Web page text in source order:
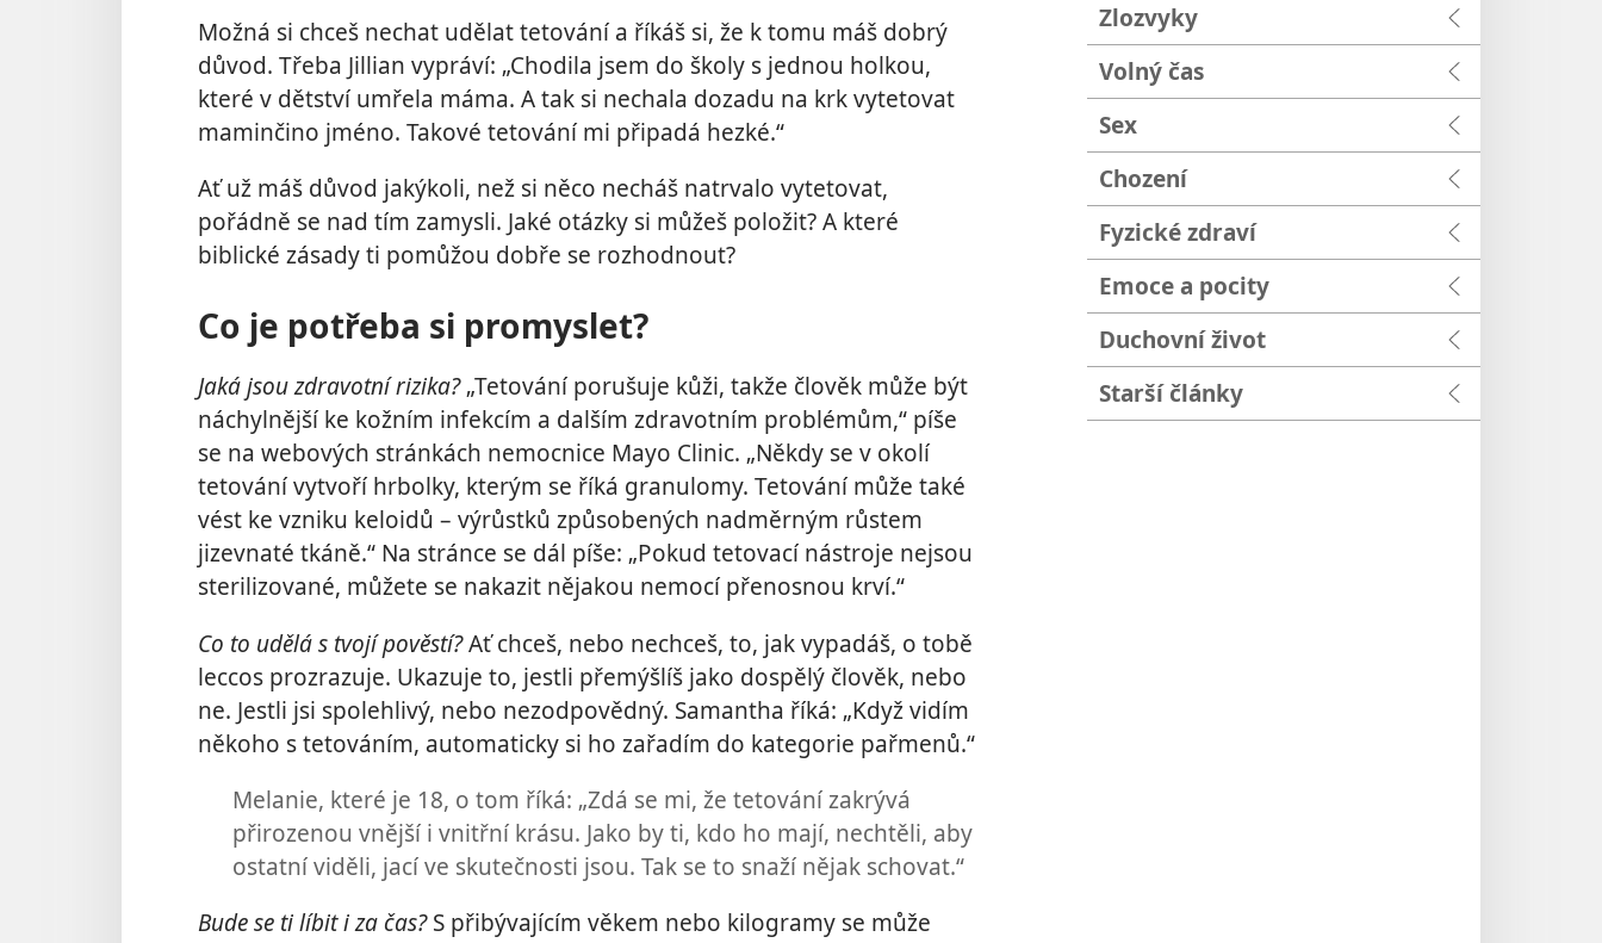
Možná si chceš nechat udělat tetování a říkáš si, že k tomu máš dobrý
důvod. Třeba Jillian vypráví: „Chodila jsem do školy s jednou holkou,
které v dětství umřela máma. A tak si nechala dozadu na krk vytetovat
maminčino jméno. Takové tetování mi připadá hezké.“
Ať už máš důvod jakýkoli, než si něco necháš natrvalo vytetovat,
pořádně se nad tím zamysli. Jaké otázky si můžeš položit? A které
biblické zásady ti pomůžou dobře se rozhodnout?
Co je potřeba si promyslet?
Jaká jsou zdravotní rizika?„Tetování porušuje kůži, takže člověk může být
náchylnější ke kožním infekcím a dalším zdravotním problémům,“ píše
se na webových stránkách nemocnice Mayo Clinic. „Někdy se v okolí
tetování vytvoří hrbolky, kterým se říká granulomy. Tetování může také
vést ke vzniku keloidů – výrůstků způsobených nadměrným růstem
jizevnaté tkáně.“ Na stránce se dál píše: „Pokud tetovací nástroje nejsou
sterilizované, můžete se nakazit nějakou nemocí přenosnou krví.“
Co to udělá s tvojí pověstí?Ať chceš, nebo nechceš, to, jak vypadáš, o tobě
leccos prozrazuje. Ukazuje to, jestli přemýšlíš jako dospělý člověk, nebo
ne. Jestli jsi spolehlivý, nebo nezodpovědný. Samantha říká: „Když vidím
někoho s tetováním, automaticky si ho zařadím do kategorie pařmenů.“
Melanie, které je 18, o tom říká: „Zdá se mi, že tetování zakrývá
přirozenou vnější i vnitřní krásu. Jako by ti, kdo ho mají, nechtěli, aby
ostatní viděli, jací ve skutečnosti jsou. Tak se to snaží nějak schovat.“
Bude se ti líbit i za čas?S přibývajícím věkem nebo kilogramy se může
Zlozvyky
Volný čas
Sex
Chození
Fyzické zdraví
Emoce a pocity
Duchovní život
Starší články